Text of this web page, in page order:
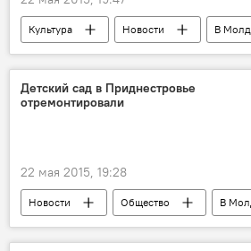
Культура Новости
В
Республика Молдова
Калараш
Дни славянской
театр
фестиваль
Детский сад в Приднестровье
отремонтировали
22 мая 2015, 19:28
Новости Общество
В
Приднестровье
Республика